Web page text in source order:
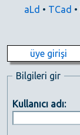
aLd • TCad •
üye girişi
Bilgileri gir
Kullanıcı adı: